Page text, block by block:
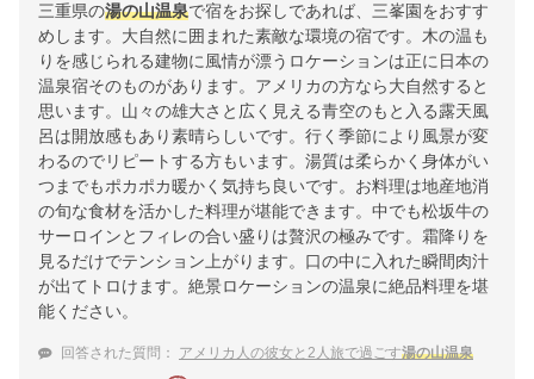
三重県の湯の山温泉で宿をお探しであれば、三峯園をおすす
めします。大自然に囲まれた素敵な環境の宿です。木の温も
りを感じられる建物に風情が漂うロケーションは正に日本の
温泉宿そのものがあります。アメリカの方なら大自然すると
思います。山々の雄大さと広く見える青空のもと入る露天風
呂は開放感もあり素晴らしいです。行く季節により風景が変
わるのでリピートする方もいます。湯質は柔らかく身体がい
つまでもポカポカ暖かく気持ち良いです。お料理は地産地消
の旬な食材を活かした料理が堪能できます。中でも松坂牛の
サーロインとフィレの合い盛りは贅沢の極みです。霜降りを
見るだけでテンション上がります。口の中に入れた瞬間肉汁
が出てトロけます。絶景ロケーションの温泉に絶品料理を堪
能ください。
回答された質問： アメリカ人の彼女と2人旅で過ごす湯の山温泉